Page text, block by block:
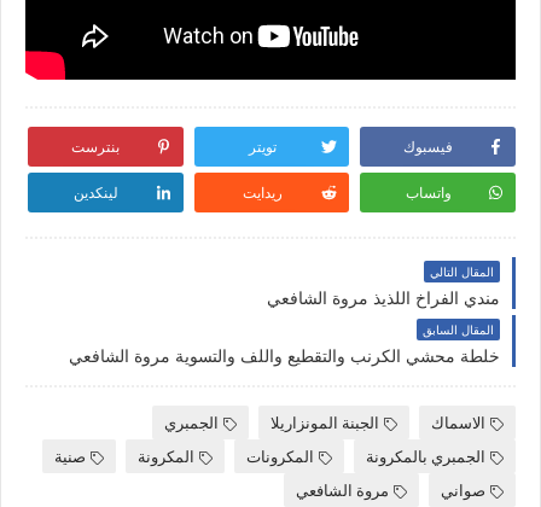
فيسبوك تويتر بنترست
واتساب ريدايت لينكدين
المقال التالي
مندي الفراخ اللذيذ مروة الشافعي
المقال السابق
خلطة محشي الكرنب والتقطيع واللف والتسوية مروة الشافعي
الاسماك الجبنة المونزاريلا
الجمبري
الجمبري بالمكرونة
المكرونات المكرونة
صنية
صواني
مروة الشافعي